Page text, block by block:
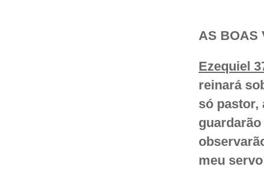
AS BOAS
Ezequiel
reinará
só pastor,
meu